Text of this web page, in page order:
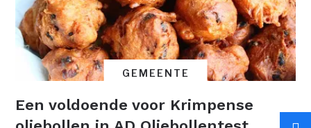
GEMEENTE
Een voldoende voor Krimpense